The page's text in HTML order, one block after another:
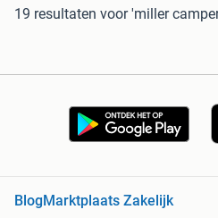
19 resultaten voor 'miller
BlogMarktplaats Zakelijk